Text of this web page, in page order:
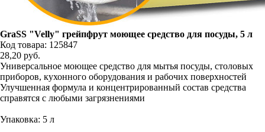
GraSS "Velly" грейпфрут моющее средство для посуды, 5 л
Код товара: 125847
28,20 руб.
Универсальное моющее средство для мытья посуды, столовых
приборов, кухонного оборудования и рабочих поверхностей
Улучшенная формула и концентрированный состав средства
справятся с любыми загрязнениями
Упаковка: 5 л